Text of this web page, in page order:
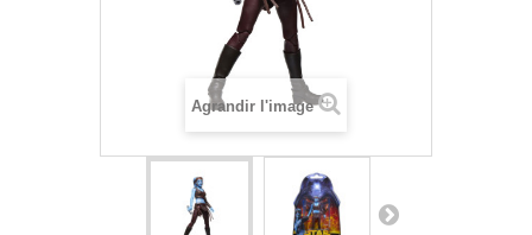
Agrandir l'image